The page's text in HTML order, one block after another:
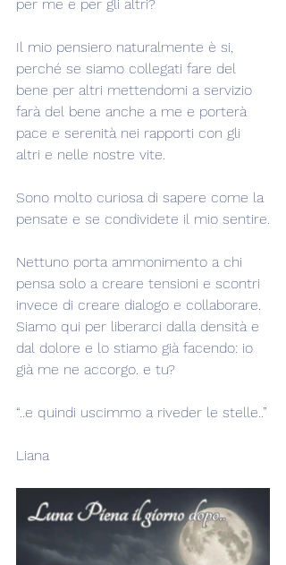
per me e per gli altri?
Il mio pensiero naturalmente è si,
perché se siamo collegati fare del
bene per altri mettendomi a servizio
farà del bene anche a me e porterà
pace e serenità nei rapporti con gli
altri e nelle nostre vite.
Sono molto curiosa di sapere come la
pensate e se condividete il mio sentire.
Nettuno porta ammonimento a chi
pensa solo a creare tensioni e scontri
invece di creare dialogo e collaborare.
Siamo qui per liberarci dalla densità e
dal dolore e lo stiamo già facendo: io
già me ne accorgo. e tu?
“..e quindi uscimmo a riveder le stelle..”
Liana